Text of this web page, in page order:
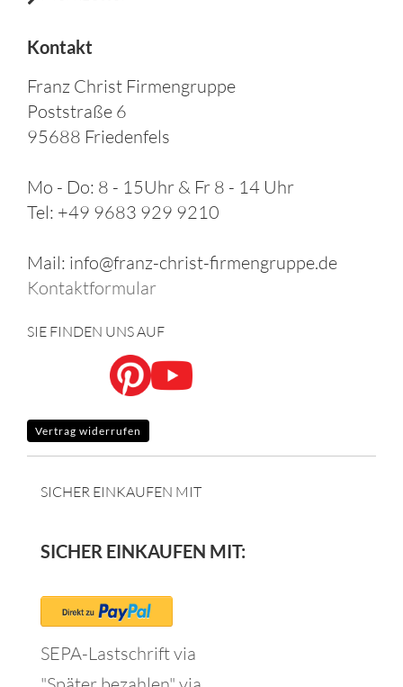
Kontakt
Franz Christ Firmengruppe
Poststraße 6
95688 Friedenfels
Mo - Do: 8 - 15Uhr & Fr 8 - 14 Uhr
Tel: +49 9683 929 9210
Mail: info@franz-christ-firmengruppe.de
Kontaktformular
SIE FINDEN UNS AUF
Vertrag widerrufen
SICHER EINKAUFEN MIT
SICHER EINKAUFEN MIT:
SEPA-Lastschrift via